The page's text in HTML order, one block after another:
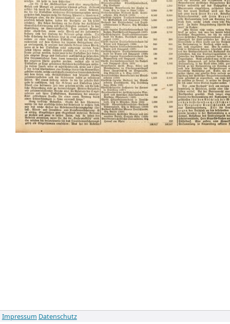
Impressum Datenschutz